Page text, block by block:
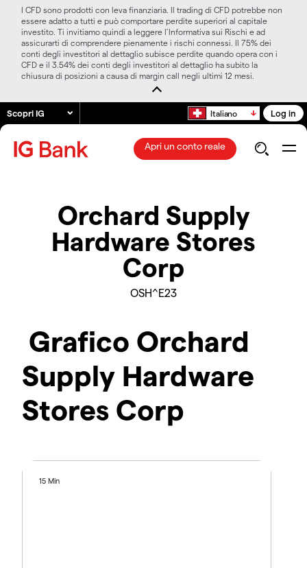
I CFD sono prodotti con leva finanziaria. Il trading di CFD potrebbe non
essere adatto a tutti e può comportare perdite superiori al capitale
investito. Ti invitiamo quindi a leggere l’Informativa sui Rischi e ad
assicurarti di comprendere pienamente i rischi connessi. Il 75% dei
conti degli investitori al dettaglio subisce perdite quando opera con i
CFD e il 3.54% dei conti degli investitori al dettaglio ha subito la
chiusura di posizioni a causa di margin call negli ultimi 12 mesi.
Scopri IG Italiano Log in
Apri un conto reale
Orchard Supply
Hardware Stores
Corp
OSH^E23
Grafico Orchard
Supply Hardware
Stores Corp
15 Min